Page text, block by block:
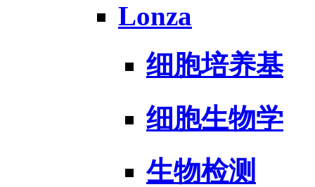
Lonza
细胞培养基
细胞生物学
生物检测